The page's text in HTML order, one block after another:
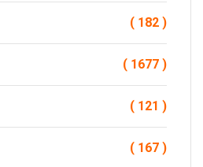
( 182 )
( 1677 )
( 121 )
( 167 )